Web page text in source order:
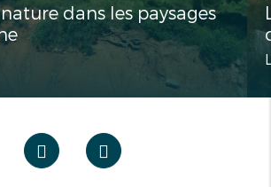
dans les paysages